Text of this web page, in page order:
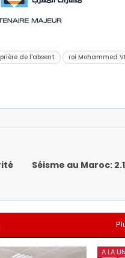
prière de l'absent roi Mohammed VI
Séisme au Maroc:
A LA